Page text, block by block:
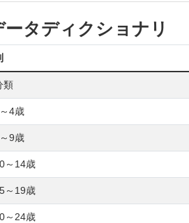
ータディクショナリ
類
4歳
9歳
～14歳
～19歳
～24歳